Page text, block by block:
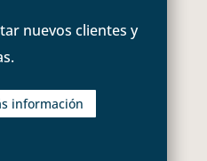
nuevos clientes y
información